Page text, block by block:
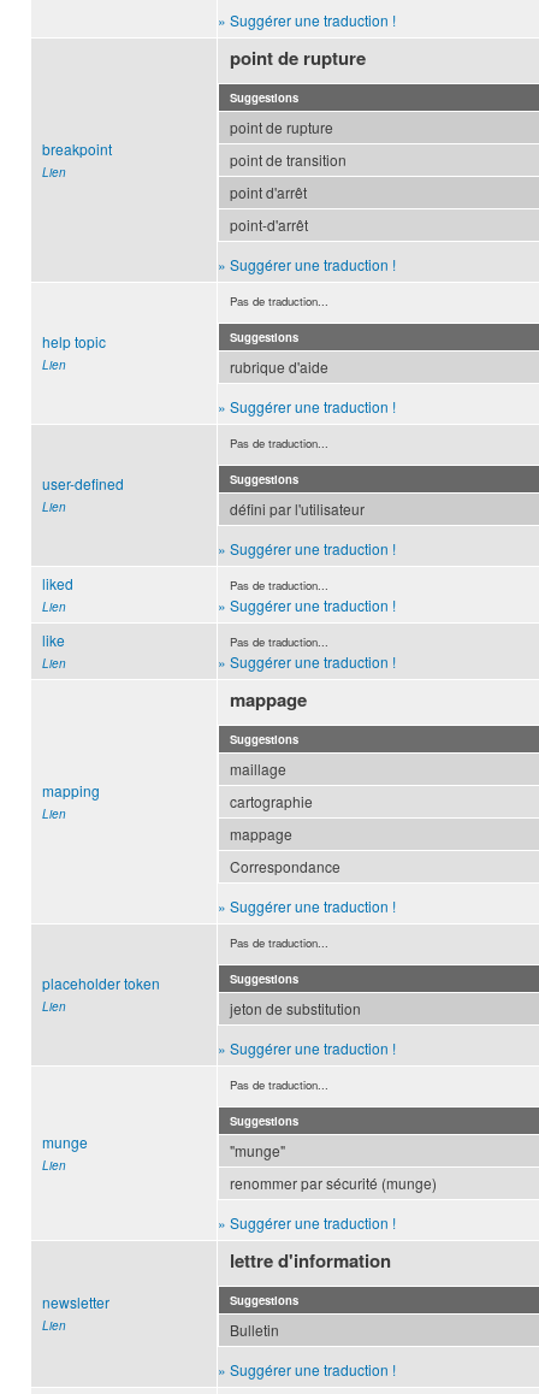
» Suggérer une traduction !
breakpoint
Lien
point de rupture
Suggestions
point de rupture
point de transition
point d'arrêt
point-d'arrêt
» Suggérer une traduction !
help topic
Lien
Pas de traduction...
Suggestions
rubrique d'aide
» Suggérer une traduction !
user-defined
Lien
Pas de traduction...
Suggestions
défini par l'utilisateur
» Suggérer une traduction !
liked
Lien
Pas de traduction...
» Suggérer une traduction !
like
Lien
Pas de traduction...
» Suggérer une traduction !
mapping
Lien
mappage
Suggestions
maillage
cartographie
mappage
Correspondance
» Suggérer une traduction !
placeholder token
Lien
Pas de traduction...
Suggestions
jeton de substitution
» Suggérer une traduction !
munge
Lien
Pas de traduction...
Suggestions
"munge"
renommer par sécurité (munge)
» Suggérer une traduction !
newsletter
Lien
lettre d'information
Suggestions
Bulletin
» Suggérer une traduction !